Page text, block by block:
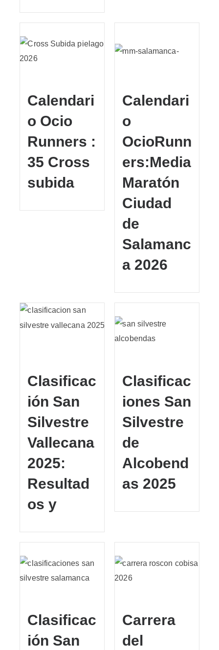
Calendari
o Ocio
Runners :
35 Cross
subida
Calendari
o
OcioRunn
ers:Media
Maratón
Ciudad
de
Salamanc
a 2026
Clasificac
ión San
Silvestre
Vallecana
2025:
Resultad
os y
Clasificac
iones San
Silvestre
de
Alcobend
as 2025
Clasificac
ión San
Carrera
del